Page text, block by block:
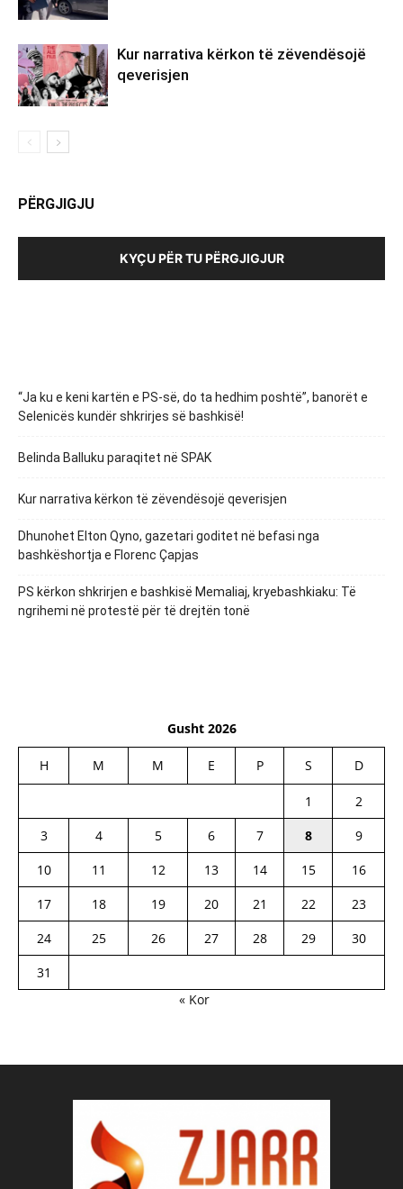
Kur narrativa kërkon të zëvendësojë
qeverisjen
PËRGJIGJU
KYÇU PËR TU PËRGJIGJUR
“Ja ku e keni kartën e PS-së, do ta hedhim poshtë”, banorët e
Selenicës kundër shkrirjes së bashkisë!
Belinda Balluku paraqitet në SPAK
Kur narrativa kërkon të zëvendësojë qeverisjen
Dhunohet Elton Qyno, gazetari goditet në befasi nga
bashkëshortja e Florenc Çapjas
PS kërkon shkrirjen e bashkisë Memaliaj, kryebashkiaku: Të
ngrihemi në protestë për të drejtën tonë
Gusht 2026
H M M E P S D
1
2
3
4 5 6 7 8
9
10
11 12 13 14 15
16
17
18 19 20 21 22
23
24
25 26 27 28 29
30
31
« Kor